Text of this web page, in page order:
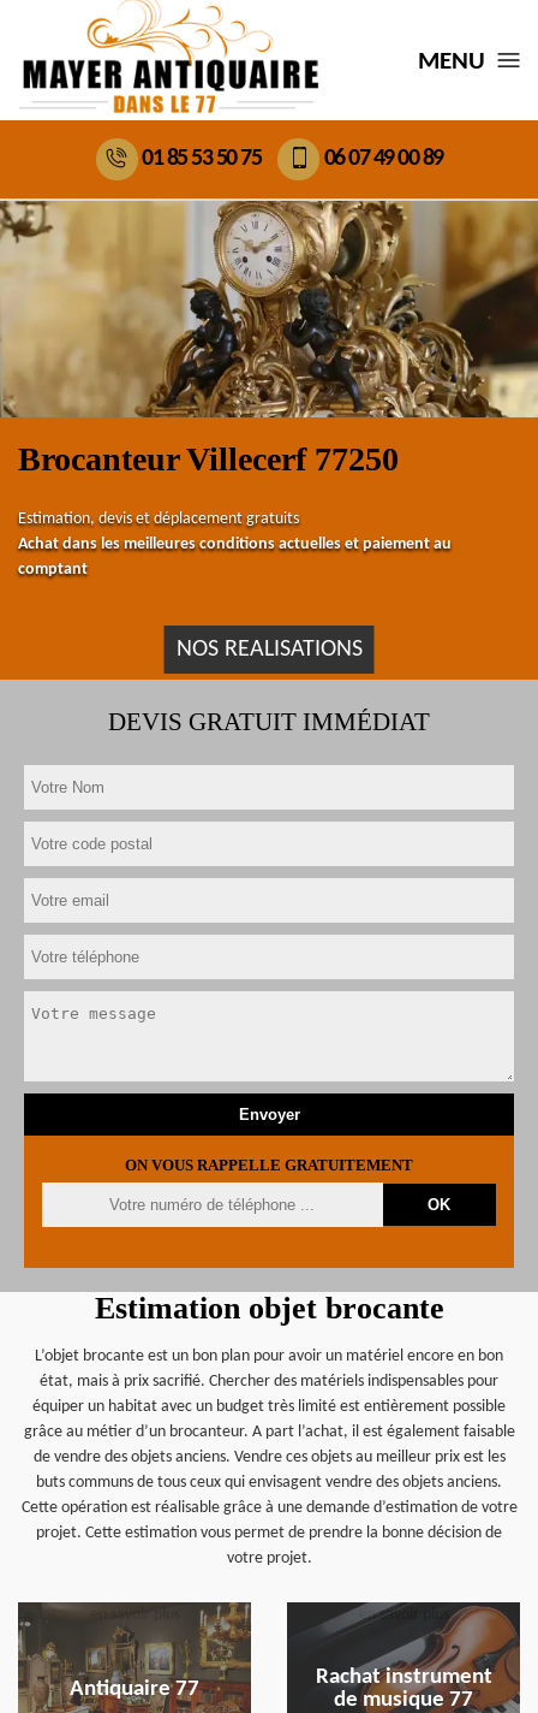
MENU
01 85 53 50 75 06 07 49 00 89
Brocanteur Villecerf 77250
Estimation, devis et déplacement gratuits
Achat dans les meilleures conditions actuelles et paiement au
comptant
NOS REALISATIONS
DEVIS GRATUIT IMMÉDIAT
ON VOUS RAPPELLE GRATUITEMENT
Estimation objet brocante
L’objet brocante est un bon plan pour avoir un matériel encore en bon
état, mais à prix sacrifié. Chercher des matériels indispensables pour
équiper un habitat avec un budget très limité est entièrement possible
grâce au métier d’un brocanteur. A part l’achat, il est également faisable
de vendre des objets anciens. Vendre ces objets au meilleur prix est les
buts communs de tous ceux qui envisagent vendre des objets anciens.
Cette opération est réalisable grâce à une demande d’estimation de votre
projet. Cette estimation vous permet de prendre la bonne décision de
votre projet.
Antiquaire 77
en savoir plus
Rachat instrument
de musique 77
en savoir plus